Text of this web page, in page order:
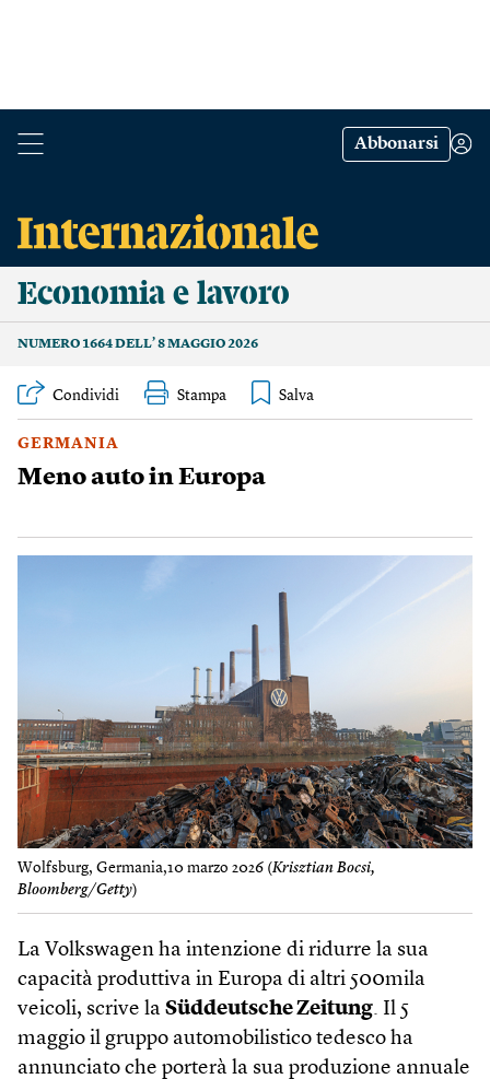
Abbonarsi
Economia e lavoro
NUMERO 1664 DELL’ 8 MAGGIO 2026
Condividi Stampa
GERMANIA
Meno auto in Europa
Wolfsburg, Germania,10 marzo 2026 (Krisztian Bocsi,
Bloomberg/Getty)
La Volkswagen ha intenzione di ridurre la sua
capacità produttiva in Europa di altri 500mila
veicoli, scrive la Süddeutsche Zeitung. Il 5
maggio il gruppo automobilistico tedesco ha
annunciato che porterà la sua produzione annuale